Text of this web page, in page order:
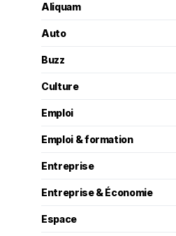
Aliquam
Auto
Buzz
Culture
Emploi
Emploi & formation
Entreprise
Entreprise & Économie
Espace